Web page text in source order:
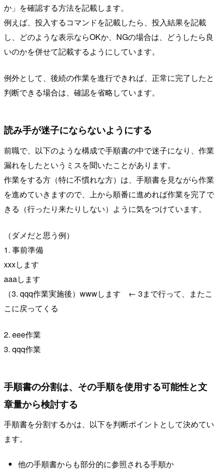
か」を確認する方法を記載します。
例えば、投入するコマンドを記載したら、投入結果を記載
し、どのような表示ならOKか、NGの場合は、どうしたら良
いのかを併せて記載するようにしています。
例外として、後続の作業を進行できれば、正常に完了したと
判断できる場合は、確認を省略しています。
読み手が迷子にならないようにする
前職で、以下のような構成で手順書の中で迷子になり、作業
漏れをしたというミスを聞いたことがあります。
作業をする方（特に不慣れな方）は、手順書を見ながら作業
を進めていきますので、上から順番に進めれば作業を完了で
きる（行ったり来たりしない）ように気をつけています。
（ダメだと思う例）
1. 事前準備
xxxします
aaaします
（3. qqq作業実施後）wwwします ← 3まで行って、またこ
こに戻ってくる
2. eee作業
3. qqq作業
手順書の分割は、その手順を使用する可能性と文
章量から検討する
手順書を分割するかは、以下を判断ポイントとして決めてい
ます。
他の手順書からも部分的に参照される手順か